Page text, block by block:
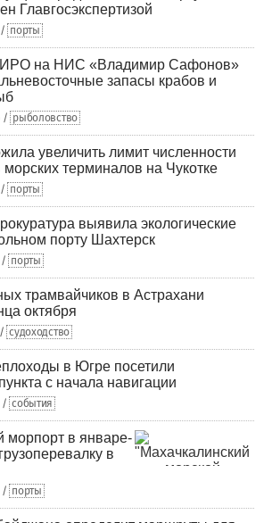
Главгосэкспертизой
/ порты
на НИС «Владимир Сафонов»
запасы крабов и
/ рыболовство
увеличить лимит численности
терминалов на Чукотке
/ порты
выявила экологические
порту Шахтерск
/ порты
трамвайчиков в Астрахани
октября
/ судоходство
в Югре посетили
с начала навигации
/ события
морпорт в январе-
в
/ порты